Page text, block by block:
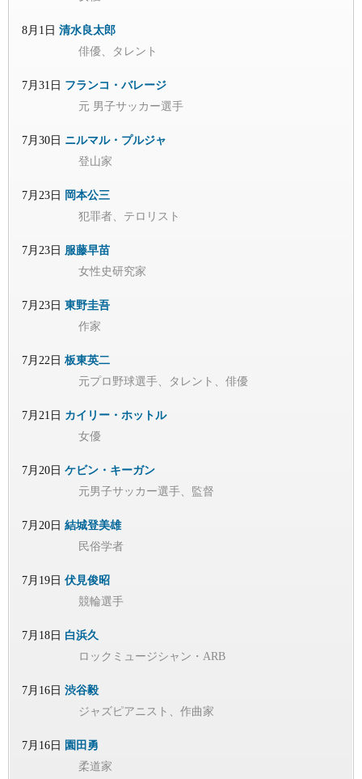
8月1日 清水良太郎
俳優、タレント
7月31日 フランコ・バレージ
元 男子サッカー選手
7月30日 ニルマル・プルジャ
登山家
7月23日 岡本公三
犯罪者、テロリスト
7月23日 服藤早苗
女性史研究家
7月23日 東野圭吾
作家
7月22日 板東英二
元プロ野球選手、タレント、俳優
7月21日 カイリー・ホットル
女優
7月20日 ケビン・キーガン
元男子サッカー選手、監督
7月20日 結城登美雄
民俗学者
7月19日 伏見俊昭
競輪選手
7月18日 白浜久
ロックミュージシャン・ARB
7月16日 渋谷毅
ジャズピアニスト、作曲家
7月16日 園田勇
柔道家